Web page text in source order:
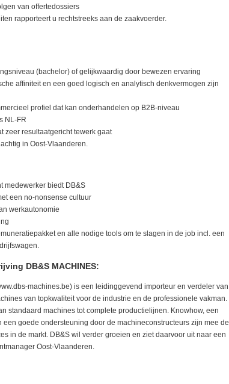
van offertedossiers
rapporteert u rechtstreeks aan de zaakvoerder.
(bachelor) of gelijkwaardig door bewezen ervaring
affiniteit en een goed logisch en analytisch denkvermogen zijn
profiel dat kan onderhandelen op B2B-niveau
NL-FR
zeer resultaatgericht tewerk gaat
in Oost-Vlaanderen.
medewerker biedt DB&S
een no-nonsense cultuur
werkautonomie
en alle nodige tools om te slagen in de job incl. een
DB&S MACHINES:
machines.be) is een leidinggevend importeur en verdeler van
van topkwaliteit voor de industrie en de professionele vakman.
standaard machines tot complete productielijnen. Knowhow, een
een goede ondersteuning door de machineconstructeurs zijn mee de
in de markt. DB&S wil verder groeien en ziet daarvoor uit naar een
Oost-Vlaanderen.